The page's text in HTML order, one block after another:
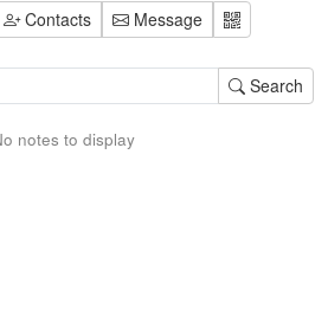
Contacts Message
Search
notes to display